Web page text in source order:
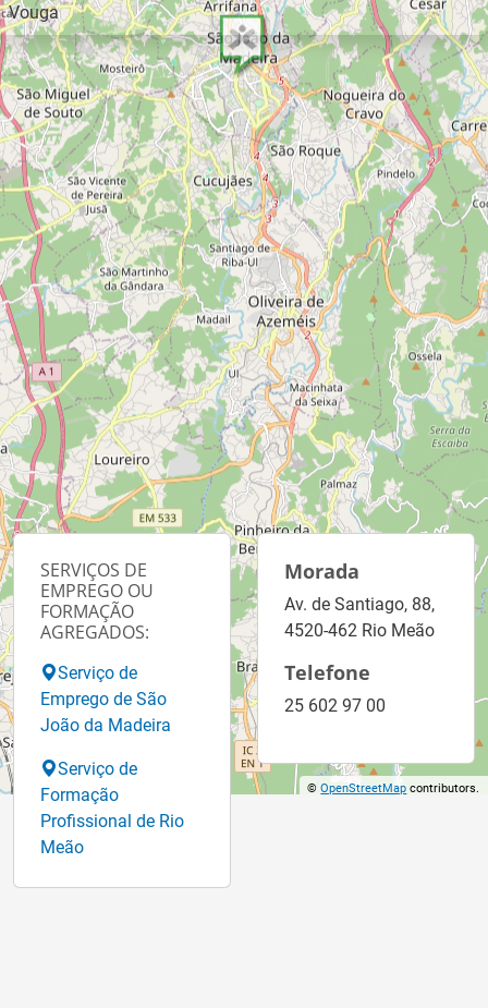
Vouga
©OpenStreetMap contributors.
SERVIÇOS DE
EMPREGO OU
FORMAÇÃO
AGREGADOS:
Serviço de
Emprego de São
João da Madeira
Serviço de
Formação
Profissional de Rio
Meão
Morada
Av. de Santiago, 88,
4520-462 Rio Meão
Telefone
25 602 97 00